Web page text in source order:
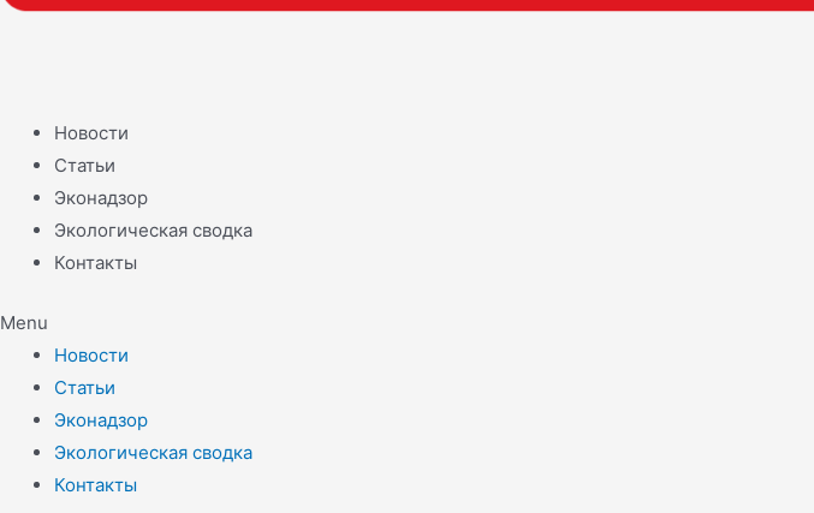
Новости
Статьи
Эконадзор
Экологическая сводка
Контакты
Menu
Новости
Статьи
Эконадзор
Экологическая сводка
Контакты